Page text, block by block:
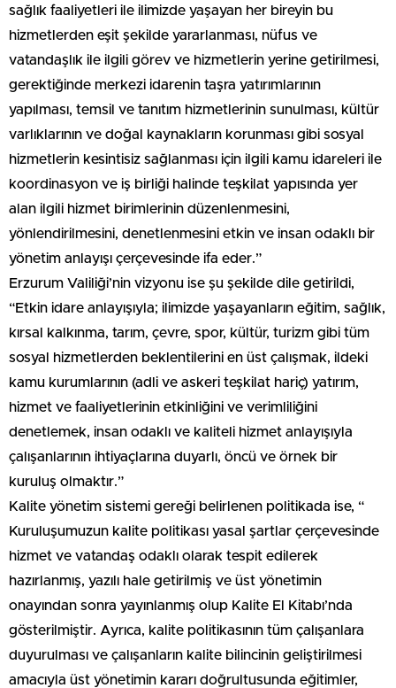
sağlık faaliyetleri ile ilimizde yaşayan her bireyin bu
hizmetlerden eşit şekilde yararlanması, nüfus ve
vatandaşlık ile ilgili görev ve hizmetlerin yerine getirilmesi,
gerektiğinde merkezi idarenin taşra yatırımlarının
yapılması, temsil ve tanıtım hizmetlerinin sunulması, kültür
varlıklarının ve doğal kaynakların korunması gibi sosyal
hizmetlerin kesintisiz sağlanması için ilgili kamu idareleri ile
koordinasyon ve iş birliği halinde teşkilat yapısında yer
alan ilgili hizmet birimlerinin düzenlenmesini,
yönlendirilmesini, denetlenmesini etkin ve insan odaklı bir
yönetim anlayışı çerçevesinde ifa eder.”
Erzurum Valiliği’nin vizyonu ise şu şekilde dile getirildi,
“Etkin idare anlayışıyla; ilimizde yaşayanların eğitim, sağlık,
kırsal kalkınma, tarım, çevre, spor, kültür, turizm gibi tüm
sosyal hizmetlerden beklentilerini en üst çalışmak, ildeki
kamu kurumlarının (adli ve askeri teşkilat hariç) yatırım,
hizmet ve faaliyetlerinin etkinliğini ve verimliliğini
denetlemek, insan odaklı ve kaliteli hizmet anlayışıyla
çalışanlarının ihtiyaçlarına duyarlı, öncü ve örnek bir
kuruluş olmaktır.”
Kalite yönetim sistemi gereği belirlenen politikada ise, “
Kuruluşumuzun kalite politikası yasal şartlar çerçevesinde
hizmet ve vatandaş odaklı olarak tespit edilerek
hazırlanmış, yazılı hale getirilmiş ve üst yönetimin
onayından sonra yayınlanmış olup Kalite El Kitabı’nda
gösterilmiştir. Ayrıca, kalite politikasının tüm çalışanlara
duyurulması ve çalışanların kalite bilincinin geliştirilmesi
amacıyla üst yönetimin kararı doğrultusunda eğitimler,